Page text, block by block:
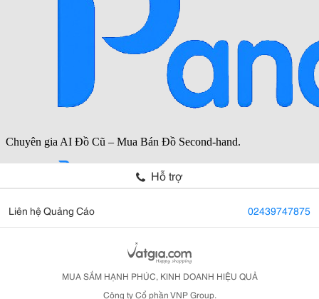
Hỗ trợ
Liên hệ Quảng Cáo 02439747875
MUA SẮM HẠNH PHÚC, KINH DOANH HIỆU QUẢ
Công ty Cổ phần VNP Group.